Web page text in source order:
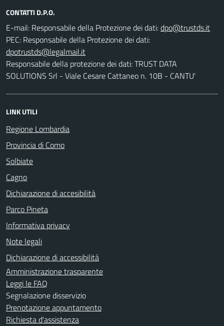
CONTATTI D.P.O.
E-mail: Responsabile della Protezione dei dati:
PEC: Responsabile della Protezione dei dati:
Responsabile della protezione dei dati: TRUST DATA
SOLUTIONS Srl - Viale Cesare Cattaneo n. 10B - CANTU'
LINK UTILI
Regione Lombardia
Provincia di Como
Solbiate
Cagno
Dichiarazione di accesibilità
Parco Pineta
Informativa privacy
Note legali
Dichiarazione di accessibilità
Amministrazione trasparente
Leggi le FAQ
Segnalazione disservizio
Prenotazione appuntamento
Richiesta d'assistenza